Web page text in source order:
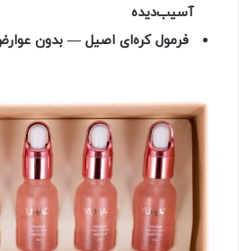
آسیب‌دیده
فرمول کره‌ای اصیل — بدون